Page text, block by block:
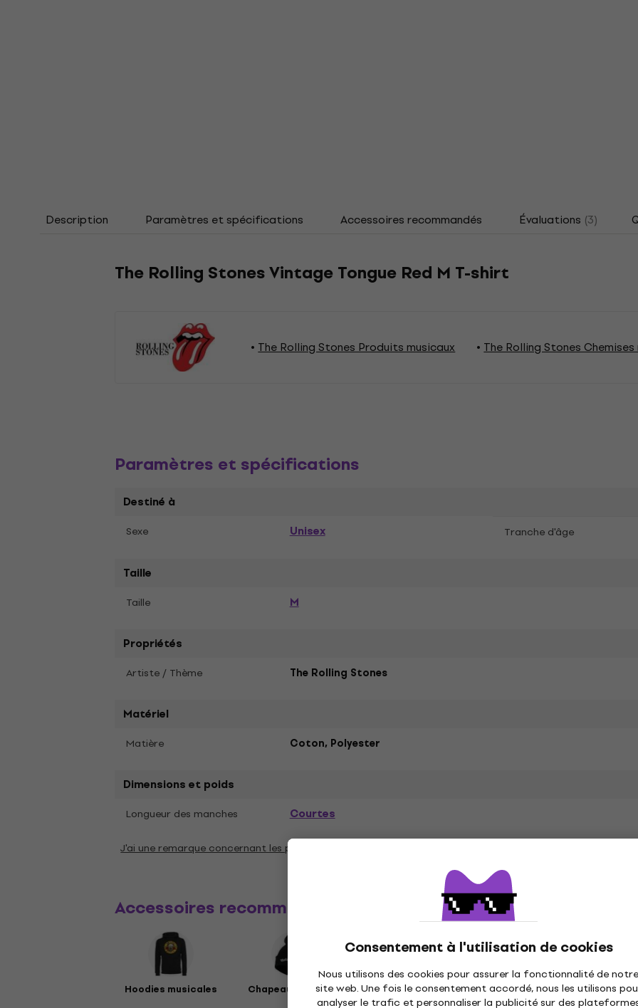
Consentement à l'utilisation de cookies
Nous utilisons des cookies pour assurer la fonctionnalité de notre
site web. Une fois le consentement accordé, nous les utilisons
analyser le trafic et personnaliser la publicité sur des
Description Paramètres et spécifications Accessoires recommandés Évaluations (3)
The Rolling Stones Vintage Tongue Red M T-shirt
The Rolling Stones Produits musicaux The Rolling Stones
Paramètres et spécifications
Destiné à
Sexe Unisex Tranche d'âge
Taille
Taille M
Propriétés
Artiste / Thème The Rolling Stones
Matériel
Matière Coton, Polyester
Dimensions et poids
Longueur des manches Courtes
J'ai une remarque concernant les paramètres
Accessoires recommandés
Hoodies musicales Chapeaux musique Disques vinyles Casquettes musique